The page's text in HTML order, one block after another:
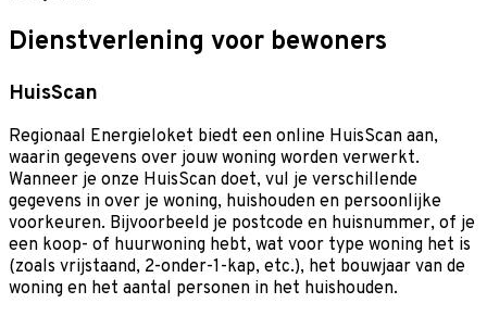
Dienstverlening voor bewoners
HuisScan
Regionaal Energieloket biedt een online HuisScan aan,
waarin gegevens over jouw woning worden verwerkt.
Wanneer je onze HuisScan doet, vul je verschillende
gegevens in over je woning, huishouden en persoonlijke
voorkeuren. Bijvoorbeeld je postcode en huisnummer, of je
een koop- of huurwoning hebt, wat voor type woning het is
(zoals vrijstaand, 2-onder-1-kap, etc.), het bouwjaar van de
woning en het aantal personen in het huishouden.